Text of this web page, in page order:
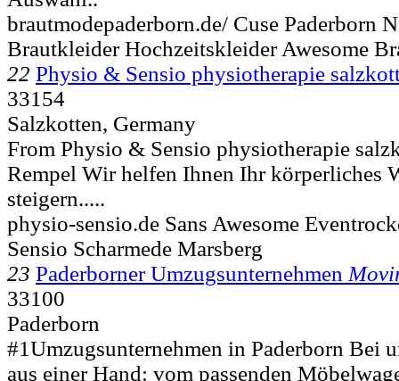
brautmodepaderborn.de/ Cuse Paderborn
Brautkleider Hochzeitskleider Awesome
22 Physio & Sensio physiotherapie
33154
Salzkotten, Germany
From Physio & Sensio physiotherapie
Rempel Wir helfen Ihnen Ihr körperliches
steigern.....
physio-sensio.de Sans Awesome
Sensio Scharmede Marsberg
23 Paderborner Umzugsunternehmen
33100
Paderborn
#1Umzugsunternehmen in Paderborn Bei
aus einer Hand: vom passenden